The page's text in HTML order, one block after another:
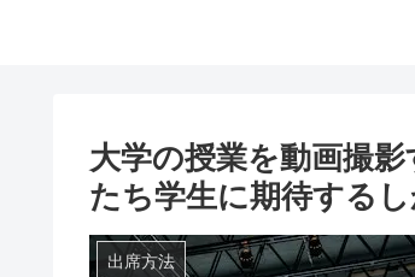
大学の授業を動画撮
たち学生に期待する
出席方法